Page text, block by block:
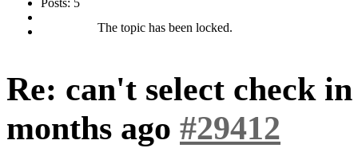
The topic has been locked.
Re: can't select check
months ago #29412